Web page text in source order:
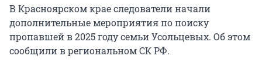
В Красноярском крае следователи начали
дополнительные мероприятия по поиску
пропавшей в 2025 году семьи Усольцевых. Об этом
сообщили в региональном СК РФ.